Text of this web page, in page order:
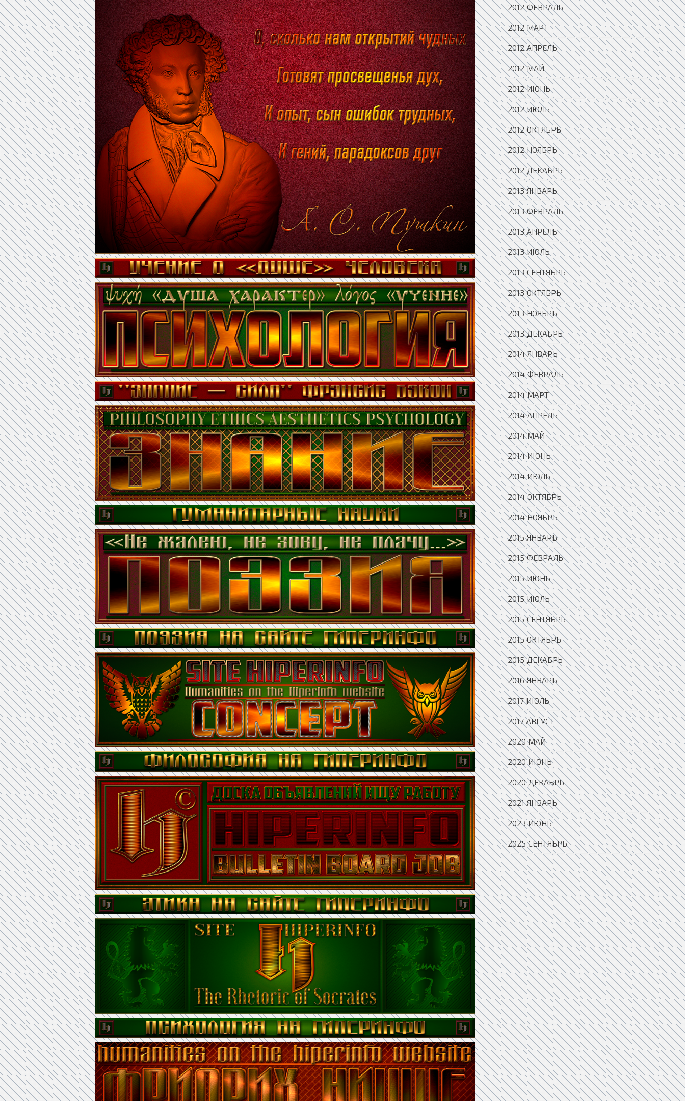
2012 ФЕВРАЛЬ
2012 МАРТ
2012 АПРЕЛЬ
2012 МАЙ
2012 ИЮНЬ
2012 ИЮЛЬ
2012 ОКТЯБРЬ
2012 НОЯБРЬ
2012 ДЕКАБРЬ
2013 ЯНВАРЬ
2013 ФЕВРАЛЬ
2013 АПРЕЛЬ
2013 ИЮЛЬ
2013 СЕНТЯБРЬ
2013 ОКТЯБРЬ
2013 НОЯБРЬ
2013 ДЕКАБРЬ
2014 ЯНВАРЬ
2014 ФЕВРАЛЬ
2014 МАРТ
2014 АПРЕЛЬ
2014 МАЙ
2014 ИЮНЬ
2014 ИЮЛЬ
2014 ОКТЯБРЬ
2014 НОЯБРЬ
2015 ЯНВАРЬ
2015 ФЕВРАЛЬ
2015 ИЮНЬ
2015 ИЮЛЬ
2015 СЕНТЯБРЬ
2015 ОКТЯБРЬ
2015 ДЕКАБРЬ
2016 ЯНВАРЬ
2017 ИЮЛЬ
2017 АВГУСТ
2020 МАЙ
2020 ИЮНЬ
2020 ДЕКАБРЬ
2021 ЯНВАРЬ
2023 ИЮНЬ
2025 СЕНТЯБРЬ